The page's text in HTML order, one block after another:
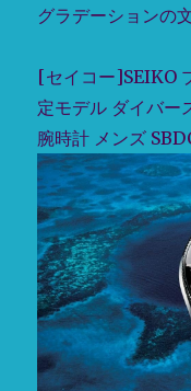
ロ
ッ
ク
ス
ダ
イ
バ
ー
キ
ュ
ー
バ
1968
グラデーションの
[セイコー]SEIKO
定モデル ダイバー
腕時計 メンズ